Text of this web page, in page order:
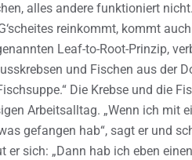
alles andere funktioniert
reinkommt, kommt auch
Leaf-to-Root-Prinzip,
und Fischen aus der
Die Krebse und die
Arbeitsalltag. „Wenn ich mit
gefangen hab“, sagt er und
sich: „Dann hab ich eben